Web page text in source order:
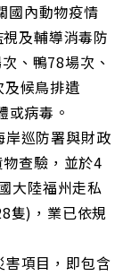
國內動物疫情
及輔導消毒防
、鴨78場次、
候鳥排遺
病毒。
巡防署與財政
查驗，並於4
大陸福州走私
隻)，業已依規
項目，即包含